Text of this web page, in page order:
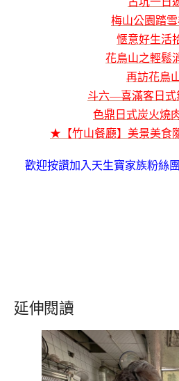
梅山公園踏
愜意好生活
花鳥山之輕鬆
再訪花鳥
斗六—喜滿客日式
色鼎日式炭火燒
★【竹山餐廳】美景美食
歡迎按讚加入天生寶家族粉絲
延伸閱讀